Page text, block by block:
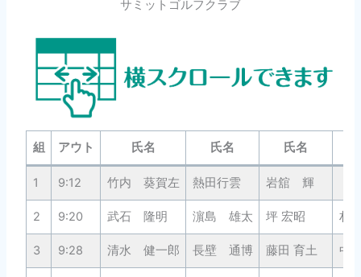
サミットゴルフクラブ
組 アウト 氏名 氏名 氏名
1 9:12 竹内 葵賀左 熱田行雲 岩舘 輝
2 9:20 武石 隆明 濵島 雄太 坪 宏昭 村
3 9:28 清水 健一郎 長壁 通博 藤田 育土 中